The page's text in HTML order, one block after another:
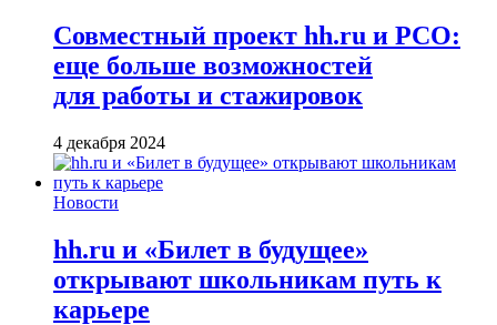
Совместный проект hh.ru и РСО:
еще больше возможностей
для работы и стажировок
4 декабря 2024
Новости
hh.ru и «Билет в будущее»
открывают школьникам путь к
карьере